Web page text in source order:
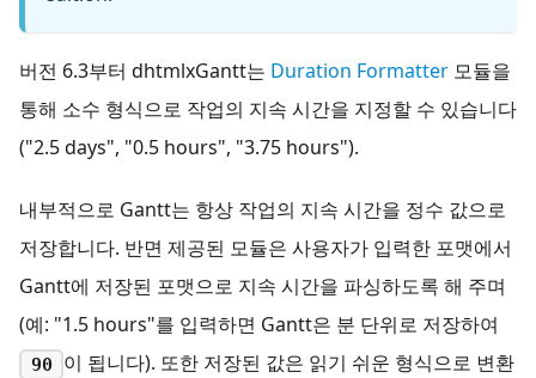
버전 6.3부터 dhtmlxGantt는 Duration Formatter 모듈을
통해 소수 형식으로 작업의 지속 시간을 지정할 수 있습니다
("2.5 days", "0.5 hours", "3.75 hours").
내부적으로 Gantt는 항상 작업의 지속 시간을 정수 값으로
저장합니다. 반면 제공된 모듈은 사용자가 입력한 포맷에서
Gantt에 저장된 포맷으로 지속 시간을 파싱하도록 해 주며
(예: "1.5 hours"를 입력하면 Gantt은 분 단위로 저장하여
90 이 됩니다). 또한 저장된 값은 읽기 쉬운 형식으로 변환